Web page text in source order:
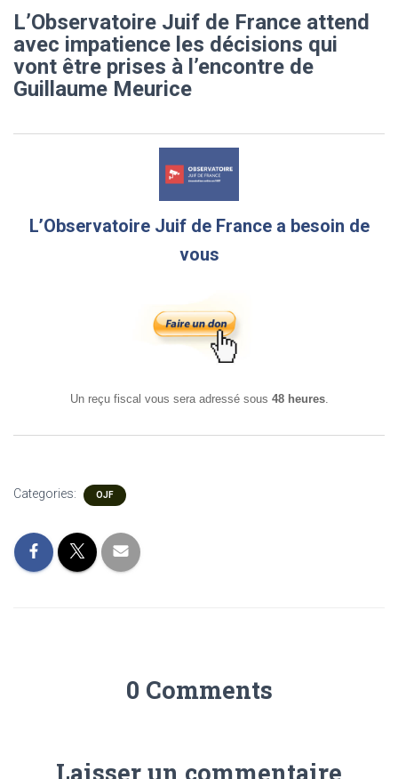
L’Observatoire Juif de France attend
avec impatience les décisions qui
vont être prises à l’encontre de
Guillaume Meurice
L’Observatoire Juif de France a besoin de
vous
Un reçu fiscal vous sera adressé sous 48 heures.
Categories: OJF
0 Comments
Laisser un commentaire